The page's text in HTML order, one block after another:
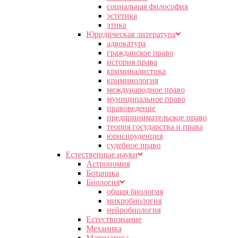
социальная философия
эстетика
этика
Юридическая литература
адвокатура
гражданское право
история права
криминалистика
криминология
международное право
муниципальное право
правоведение
предпринимательское право
теория государства и права
юриспруденция
судебное право
Естественные науки
Астрономия
Ботаника
Биология
общая биология
микробиология
нейробиология
Естествознание
Механика